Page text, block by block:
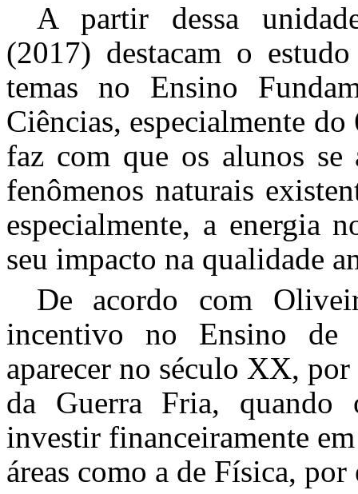
A partir dessa
(2017) destacam o
temas no Ensino
Ciências, especialmente
faz com que os alunos se
fenômenos naturais
especialmente, a energia
seu impacto na qualidade
De acordo com
incentivo no Ensino de
aparecer no século XX,
da Guerra Fria, quando
investir financeiramente
áreas como a de Física,